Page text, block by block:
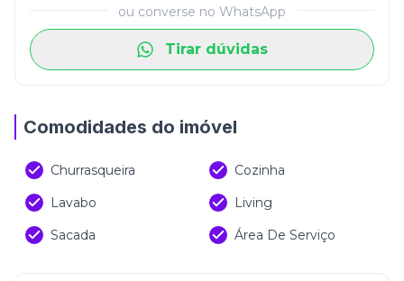
ou converse no WhatsApp
Tirar dúvidas
Comodidades do imóvel
Churrasqueira
Cozinha
Lavabo
Living
Sacada
Área De Serviço